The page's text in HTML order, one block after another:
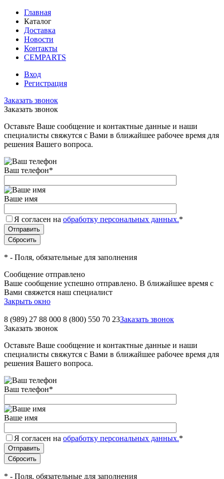
Главная
Каталог
Доставка
Новости
Контакты
CEMPARTS
Вход
Регистрация
Заказать звонок
Заказать звонок
Оставьте Ваше сообщение и контактные данные и наши
специалисты свяжутся с Вами в ближайшее рабочее время для
решения Вашего вопроса.
Ваш телефон*
Ваше имя
Я согласен на обработку персональных данных.*
* - Поля, обязательные для заполнения
Сообщение отправлено
Ваше сообщение успешно отправлено. В ближайшее время с
Вами свяжется наш специалист
Закрыть окно
8 (989) 27 88 000 8 (800) 550 70 23Заказать звонок
Заказать звонок
Оставьте Ваше сообщение и контактные данные и наши
специалисты свяжутся с Вами в ближайшее рабочее время для
решения Вашего вопроса.
Ваш телефон*
Ваше имя
Я согласен на обработку персональных данных.*
* - Поля, обязательные для заполнения